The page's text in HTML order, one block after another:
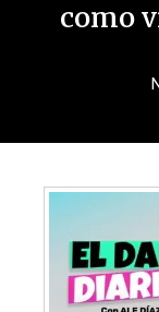
como